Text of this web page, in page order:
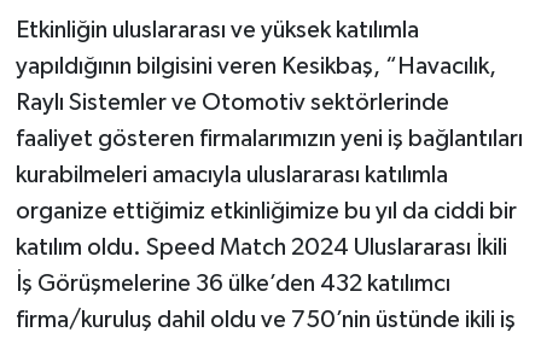
Etkinliğin uluslararası ve yüksek katılımla
yapıldığının bilgisini veren Kesikbaş, “Havacılık,
Raylı Sistemler ve Otomotiv sektörlerinde
faaliyet gösteren firmalarımızın yeni iş bağlantıları
kurabilmeleri amacıyla uluslararası katılımla
organize ettiğimiz etkinliğimize bu yıl da ciddi bir
katılım oldu. Speed Match 2024 Uluslararası İkili
İş Görüşmelerine 36 ülke’den 432 katılımcı
firma/kuruluş dahil oldu ve 750’nin üstünde ikili iş